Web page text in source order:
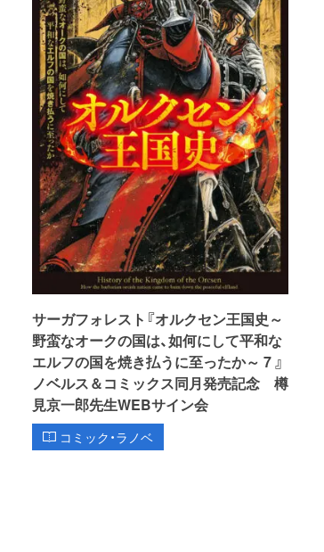
サーガフォレスト『オルクセン王国史～
野蛮なオークの国は、如何にして平和な
エルフの国を焼き払うに至ったか～ 7 』
ノベルス＆コミックス同月発売記念 樽
見京一郎先生WEBサイン会
コミック・ラノベ